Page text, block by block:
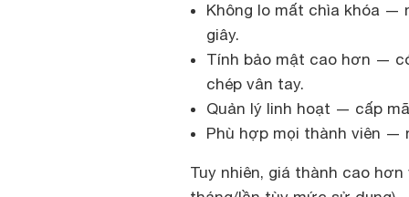
Không lo mất chìa khóa —
giây.
Tính bảo mật cao hơn —
chép vân tay.
Quản lý linh hoạt — cấp
Phù hợp mọi thành viên —
Tuy nhiên, giá thành cao